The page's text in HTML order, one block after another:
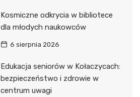
Kosmiczne odkrycia w bibliotece
dla młodych naukowców
6 sierpnia 2026
Edukacja seniorów w Kołaczycach:
bezpieczeństwo i zdrowie w
centrum uwagi